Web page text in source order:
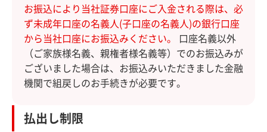
お振込により当社証券口座にご入金される際は、必
ず未成年口座の名義人(子口座の名義人)の銀行口座
から当社口座にお振込みください。
口座名義以外
（ご家族様名義、親権者様名義等）でのお振込みが
ございました場合は、お振込みいただきました金融
機関で組戻しのお手続きが必要です。
払出し制限